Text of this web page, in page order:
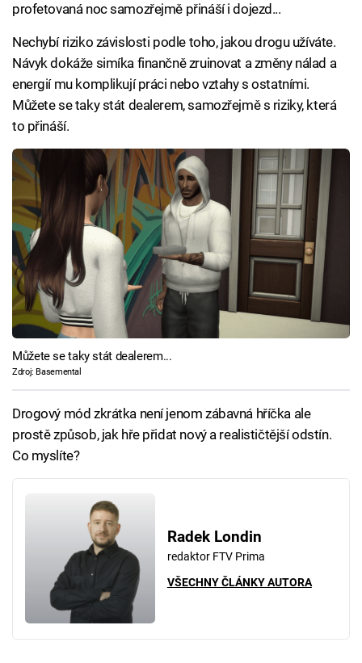
profetovaná noc samozřejmě přináší i dojezd...
Nechybí riziko závislosti podle toho, jakou drogu užíváte.
Návyk dokáže simíka finančně zruinovat a změny nálad a
energií mu komplikují práci nebo vztahy s ostatními.
Můžete se taky stát dealerem, samozřejmě s riziky, která
to přináší.
Můžete se taky stát dealerem...
Zdroj: Basemental
Drogový mód zkrátka není jenom zábavná hříčka ale
prostě způsob, jak hře přidat nový a realističtější odstín.
Co myslíte?
Radek Londin
redaktor FTV Prima
VŠECHNY ČLÁNKY AUTORA